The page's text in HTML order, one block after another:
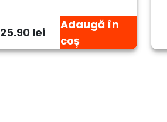
25.90 lei
Adaugă în
coș